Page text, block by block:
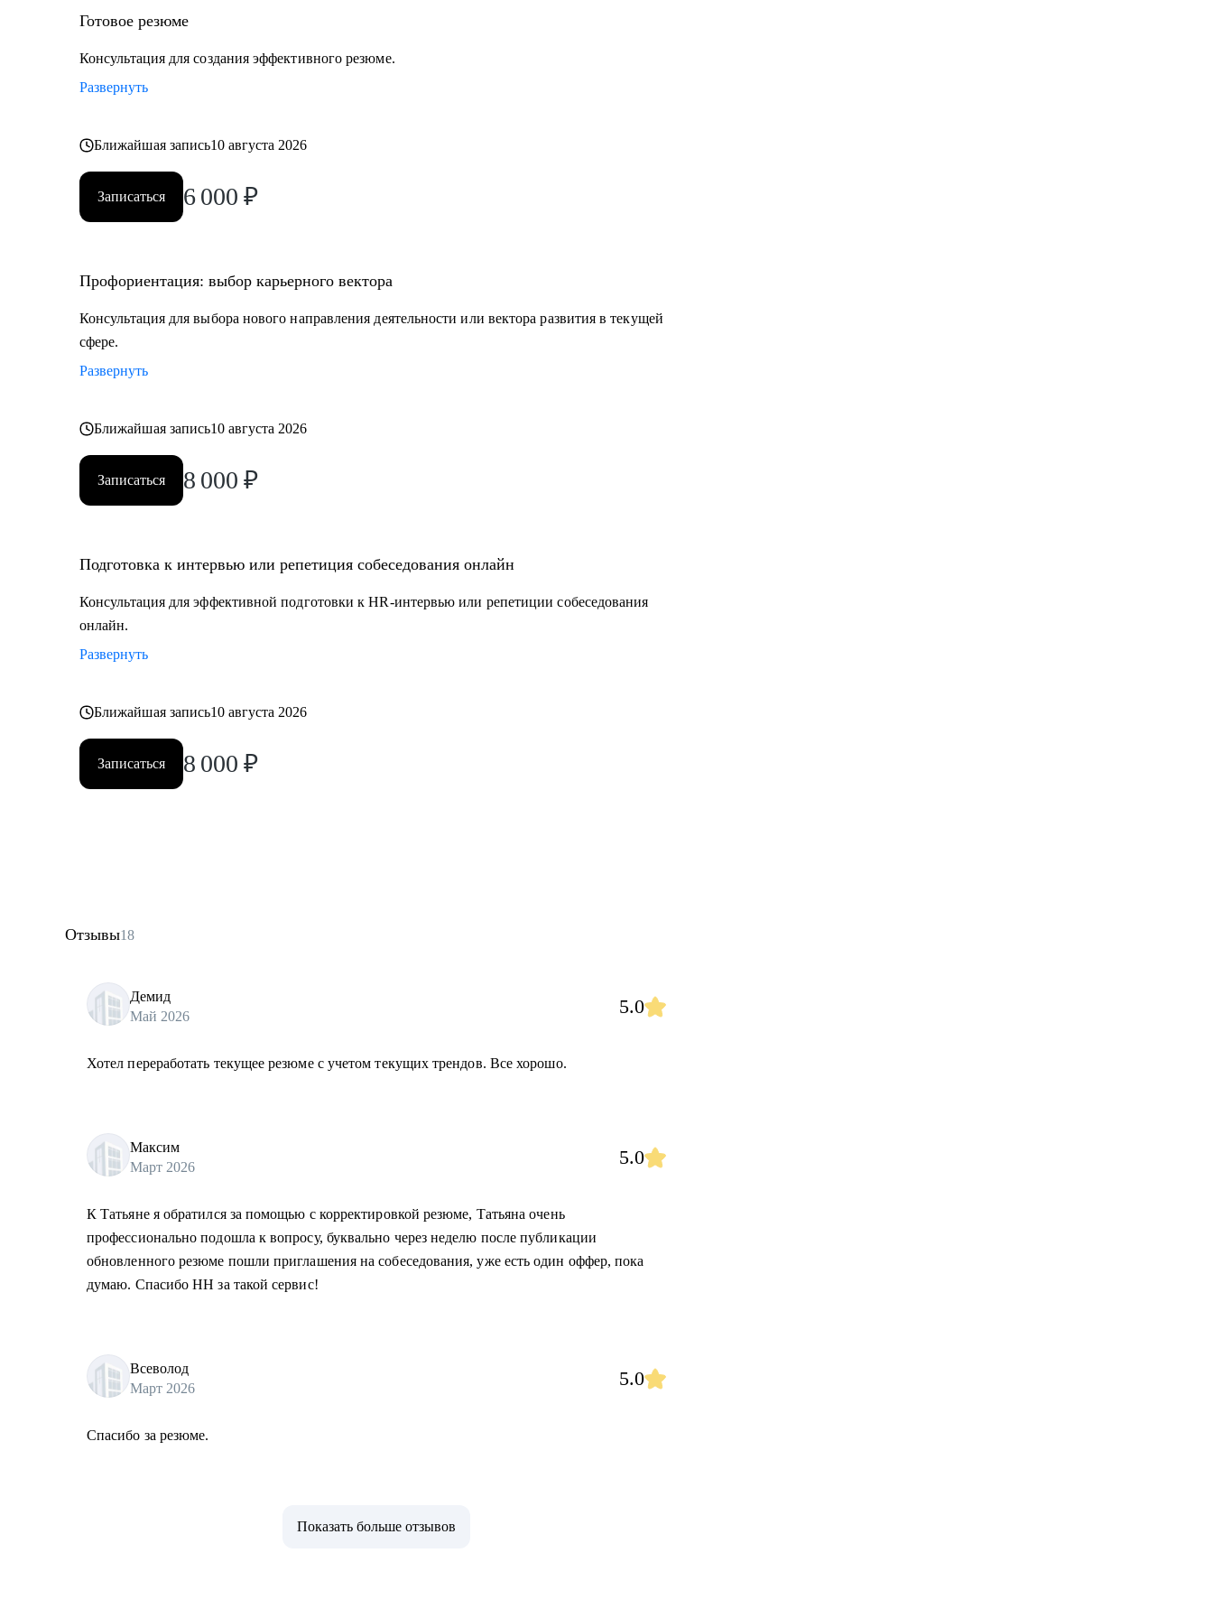
Тестирование, Техническая поддержка, Прикладное и системное администрирование, DevOps,
Продуктовый и Проектный менеджмент, Системная аналитика
• Специалистам в продажах и развитии бизнеса
Готовое резюме
Консультация для создания эффективного резюме.
Развернуть
Ближайшая запись10 августа 2026
Записаться 6 000 ₽
Профориентация: выбор карьерного вектора
Консультация для выбора нового направления деятельности или вектора развития в текущей
сфере.
Развернуть
Ближайшая запись10 августа 2026
Записаться 8 000 ₽
Подготовка к интервью или репетиция собеседования онлайн
Консультация для эффективной подготовки к HR-интервью или репетиции собеседования
онлайн.
Развернуть
Ближайшая запись10 августа 2026
Записаться 8 000 ₽
Отзывы18
Демид
Май 2026
5.0
Хотел переработать текущее резюме с учетом текущих трендов. Все хорошо.
Максим
Март 2026
5.0
К Татьяне я обратился за помощью с корректировкой резюме, Татьяна очень
профессионально подошла к вопросу, буквально через неделю после публикации
обновленного резюме пошли приглашения на собеседования, уже есть один оффер, пока
думаю. Спасибо HH за такой сервис!
Всеволод
Март 2026
5.0
Спасибо за резюме.
Показать больше отзывов